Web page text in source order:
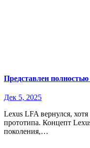
Представлен
Дек 5, 2025
Lexus LFA вернулся, хотя изначально был представлен в виде
прототипа. Концепт
поколения,…